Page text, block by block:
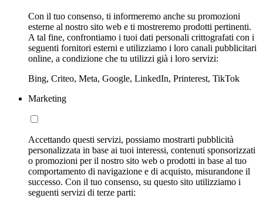
Con il tuo consenso, ti informeremo anche su promozioni
esterne al nostro sito web e ti mostreremo prodotti pertinenti.
A tal fine, confrontiamo i tuoi dati personali crittografati con i
seguenti fornitori esterni e utilizziamo i loro canali pubblicitari
online, a condizione che tu utilizzi già i loro servizi:
Bing, Criteo, Meta, Google, LinkedIn, Printerest, TikTok
Marketing
Accettando questi servizi, possiamo mostrarti pubblicità
personalizzata in base ai tuoi interessi, contenuti sponsorizzati
o promozioni per il nostro sito web o prodotti in base al tuo
comportamento di navigazione e di acquisto, misurandone il
successo. Con il tuo consenso, su questo sito utilizziamo i
seguenti servizi di terze parti: